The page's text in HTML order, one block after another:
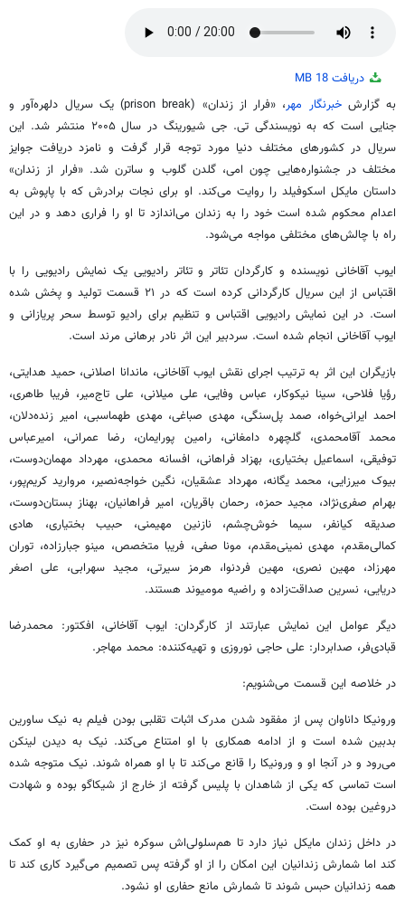
دریافت 18 MB
به گزارشخبرنگار مهر
، «فرار از زندان» (prison break) یک سریال دلهره‌آور و
جنایی است که به نویسندگی تی. جی شیورینگ در سال ۲۰۰۵ منتشر شد. این
سریال در کشورهای مختلف دنیا مورد توجه قرار گرفت و نامزد دریافت جوایز
مختلف در جشنواره‌هایی چون امی، گلدن گلوب و ساترن شد. «فرار از زندان»
داستان مایکل اسکوفیلد را روایت می‌کند. او برای نجات برادرش که با پاپوش به
اعدام محکوم شده است خود را به زندان می‌اندازد تا او را فراری دهد و در این
راه با چالش‌های مختلفی مواجه می‌شود.
ایوب آقاخانی نویسنده و کارگردان تئاتر و تئاتر رادیویی یک نمایش رادیویی را با
اقتباس از این سریال کارگردانی کرده است که در ۲۱ قسمت تولید و پخش شده
است. در این نمایش رادیویی اقتباس و تنظیم برای رادیو توسط سحر پریازانی و
ایوب آقاخانی انجام شده است. سردبیر این اثر نادر برهانی مرند است.
بازیگران این اثر به ترتیب اجرای نقش ایوب آقاخانی، ماندانا اصلانی، حمید هدایتی،
رؤیا فلاحی، سینا نیکوکار، عباس وفایی، علی میلانی، علی تاج‌میر، فریبا طاهری،
احمد ایرانی‌خواه، صمد پل‌سنگی، مهدی صباغی، مهدی طهماسبی، امیر زنده‌دلان،
محمد آقامحمدی، گلچهره دامغانی، رامین پورایمان، رضا عمرانی، امیرعباس
توفیقی، اسماعیل بختیاری، بهزاد فراهانی، افسانه محمدی، مهرداد مهمان‌دوست،
بیوک میرزایی، محمد یگانه، مهرداد عشقیان، نگین خواجه‌نصیر، مروارید کریم‌پور،
بهرام صفری‌نژاد، مجید حمزه، رحمان باقریان، امیر فراهانیان، بهناز بستان‌دوست،
صدیقه کیانفر، سیما خوش‌چشم، نازنین مهیمنی، حبیب بختیاری، هادی
کمالی‌مقدم، مهدی نمینی‌مقدم، مونا صفی، فریبا متخصص، مینو جبارزاده، توران
مهرزاد، مهین نصری، مهین فردنوا، هرمز سیرتی، مجید سهرابی، علی اصغر
دریایی، نسرین صداقت‌زاده و راضیه مومیوند هستند.
دیگر عوامل این نمایش عبارتند از کارگردان: ایوب آقاخانی، افکتور: محمدرضا
قبادی‌فر، صدابردار: علی حاجی نوروزی و تهیه‌کننده: محمد مهاجر.
در خلاصه این قسمت می‌شنویم:
ورونیکا داناوان پس از مفقود شدن مدرک اثبات تقلبی بودن فیلم به نیک ساورین
بدبین شده است و از ادامه همکاری با او امتناع می‌کند. نیک به دیدن لینکن
می‌رود و در آنجا او و ورونیکا را قانع می‌کند تا با او همراه شوند. نیک متوجه شده
است تماسی که یکی از شاهدان با پلیس گرفته از خارج از شیکاگو بوده و شهادت
دروغین بوده است.
در داخل زندان مایکل نیاز دارد تا هم‌سلولی‌اش سوکره نیز در حفاری به او کمک
کند اما شمارش زندانیان این امکان را از او گرفته پس تصمیم می‌گیرد کاری کند تا
همه زندانیان حبس شوند تا شمارش مانع حفاری او نشود.